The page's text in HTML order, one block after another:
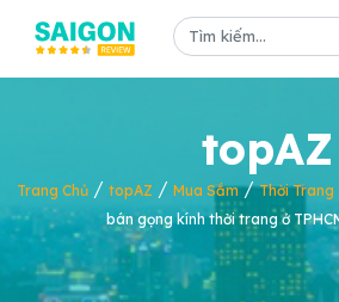
topAZ
Trang Chủ / topAZ / Mua Sắm/Thời Trang
bán gọng kính thời trang ở